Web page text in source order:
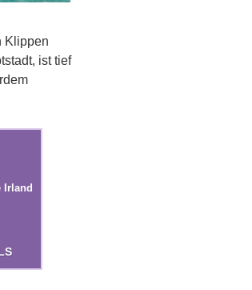
Klippen
ist tief
Irland